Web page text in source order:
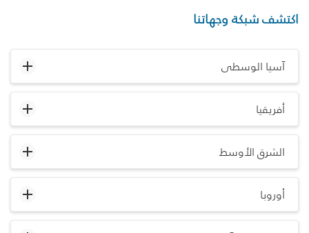
اكتشف شبكة وجهاتنا
آسيا الوسطى
أفريقيا
الشرق الأوسط
أوروبا